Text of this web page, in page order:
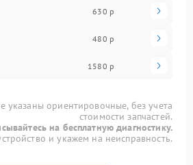
630 р
480 р
1580 р
указаны ориентировочные, без учета
стоимости запчастей.
на бесплатную диагностику.
и укажем на неисправность.